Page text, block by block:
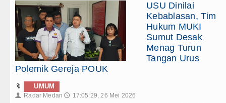
USU Dinilai
Kebablasan, Tim
Hukum MUKI
Sumut Desak
Menag Turun
Tangan Urus
Polemik Gereja POUK
🔖 UMUM
👤 Radar Medan 🕔 17:05:29, 26 Mei 2026